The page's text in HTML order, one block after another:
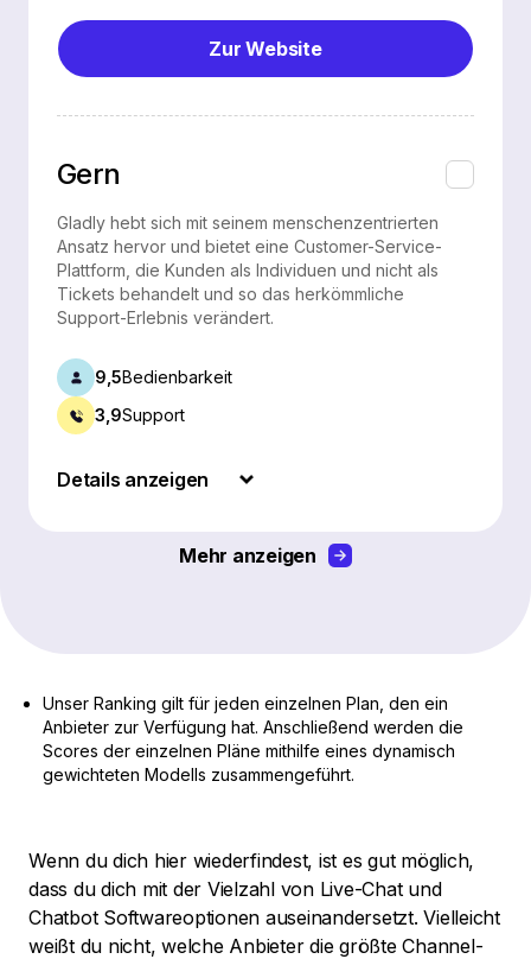
Zur Website
Gern
Gladly hebt sich mit seinem menschenzentrierten
Ansatz hervor und bietet eine Customer-Service-
Plattform, die Kunden als Individuen und nicht als
Tickets behandelt und so das herkömmliche
Support-Erlebnis verändert.
9,5Bedienbarkeit
3,9Support
Details anzeigen
Mehr anzeigen
Unser Ranking gilt für jeden einzelnen Plan, den ein
Anbieter zur Verfügung hat. Anschließend werden die
Scores der einzelnen Pläne mithilfe eines dynamisch
gewichteten Modells zusammengeführt.
Wenn du dich hier wiederfindest, ist es gut möglich,
dass du dich mit der Vielzahl von Live-Chat und
Chatbot Softwareoptionen auseinandersetzt. Vielleicht
weißt du nicht, welche Anbieter die größte Channel-